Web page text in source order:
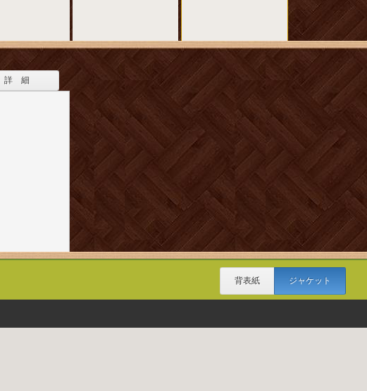
詳 細
背表紙 ジャケット